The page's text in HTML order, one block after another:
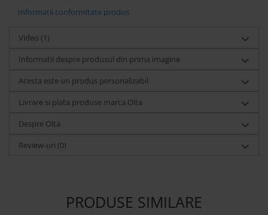
Informatii conformitate produs
Video (1)
Informatii despre produsul din prima imagine
Acesta este un produs personalizabil
Livrare si plata produse marca Olta
Despre Olta
Review-uri (0)
PRODUSE SIMILARE